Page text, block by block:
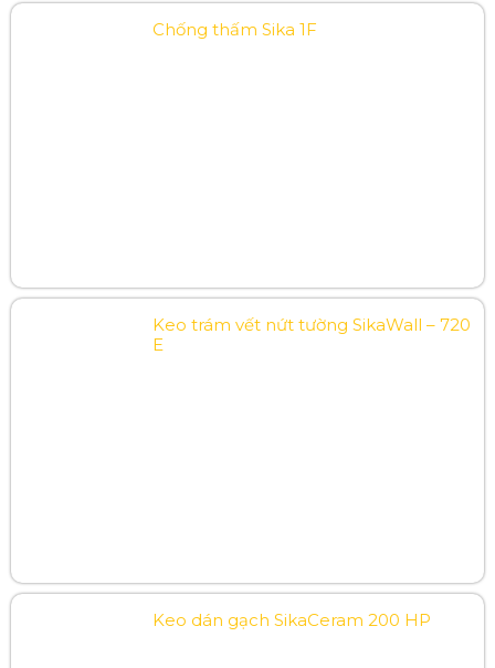
Chống thấm Sika 1F
Keo trám vết nứt tường SikaWall – 720
E
Keo dán gạch SikaCeram 200 HP